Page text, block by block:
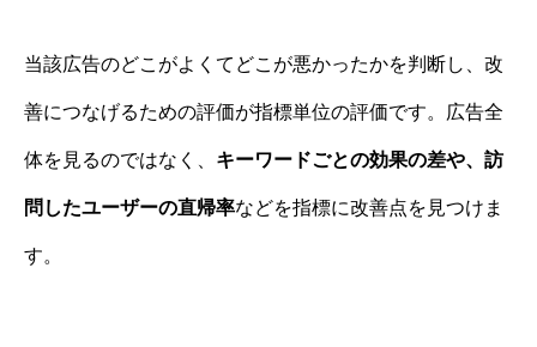
当該広告のどこがよくてどこが悪かったかを判断し、改
善につなげるための評価が指標単位の評価です。広告全
体を見るのではなく、 キーワードごとの効果の差や、訪
問したユーザーの直帰率などを指標に改善点を見つけま
す。